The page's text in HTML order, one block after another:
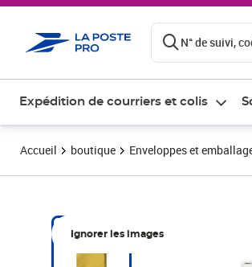
N° de suivi,
Expédition de courriers et colis
Accueil boutique Enveloppes et
Ignorer les images